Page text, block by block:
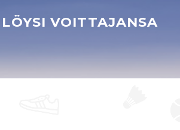
VOITTAJANSA